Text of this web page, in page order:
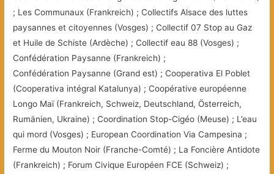
; Les Communaux (Frankreich) ; Collectifs Alsace des luttes
paysannes et citoyennes (Vosges) ; Collectif 07 Stop au Gaz
et Huile de Schiste (Ardèche) ; Collectif eau 88 (Vosges) ;
Confédération Paysanne (Frankreich) ;
Confédération Paysanne (Grand est) ; Cooperativa El Poblet
(Cooperativa intégral Katalunya) ; Coopérative européenne
Longo Maï (Frankreich, Schweiz, Deutschland, Österreich,
Rumänien, Ukraine) ; Coordination Stop-Cigéo (Meuse) ; L’eau
qui mord (Vosges) ; European Coordination Via Campesina ;
Ferme du Mouton Noir (Franche-Comté) ; La Foncière Antidote
(Frankreich) ; Forum Civique Européen FCE (Schweiz) ;